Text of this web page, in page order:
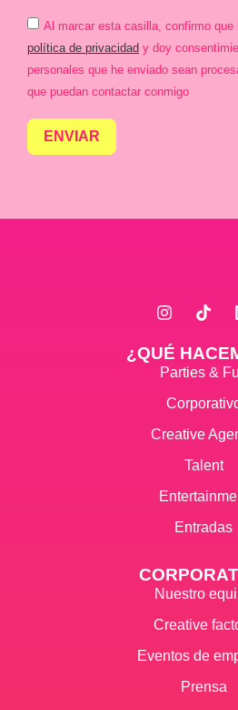
Al marcar esta casilla, confirmo que
política de privacidad y doy
personales que he enviado sean
que puedan contactar conmigo
ENVIAR
¿QUÉ
Parties &
Creative
Talent
Entradas
Nuestro
Creative
Eventos de
Prensa